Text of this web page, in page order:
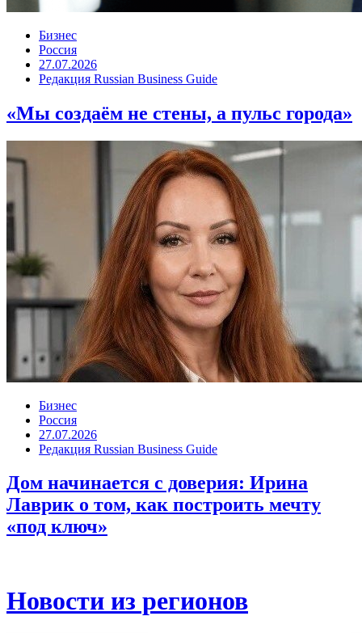
Бизнес
Россия
27.07.2026
Редакция Russian Business Guide
«Мы создаём не стены, а пульс города»
Бизнес
Россия
27.07.2026
Редакция Russian Business Guide
Дом начинается с доверия: Ирина
Лаврик о том, как построить мечту
«под ключ»
Новости из регионов